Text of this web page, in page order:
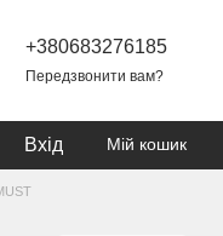
+380683276185
Передзвонити вам?
Вхід Мій кошик